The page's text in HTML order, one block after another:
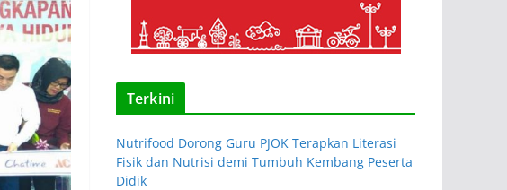
Terkini
Nutrifood Dorong Guru PJOK Terapkan Literasi
Fisik dan Nutrisi demi Tumbuh Kembang Peserta
Didik